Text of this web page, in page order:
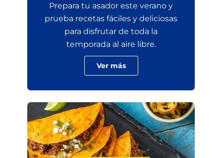
Prepara tu asador este verano y
prueba recetas fáciles y deliciosas
para disfrutar de toda la
temporada al aire libre.
Ver más